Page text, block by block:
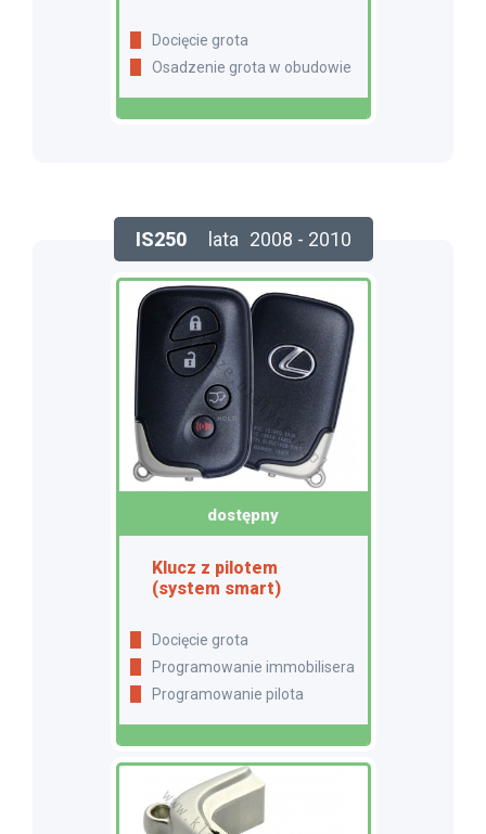
Docięcie grota
Osadzenie grota w obudowie
IS250 lata 2008 - 2010
dostępny
Klucz z pilotem
(system smart)
Docięcie grota
Programowanie immobilisera
Programowanie pilota